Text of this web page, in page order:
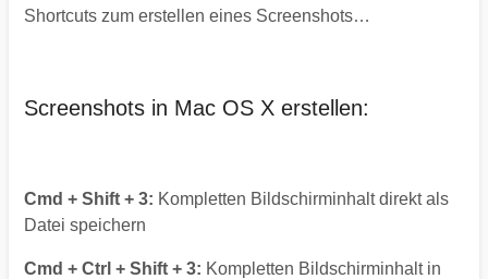
Shortcuts zum erstellen eines Screenshots…
Screenshots in Mac OS X erstellen:
Cmd + Shift + 3: Kompletten Bildschirminhalt direkt als
Datei speichern
Cmd + Ctrl + Shift + 3: Kompletten Bildschirminhalt in